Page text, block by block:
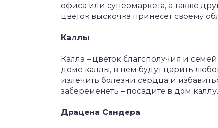
офиса или супермаркета, а также
цветок выскочка принесет своему
Каллы
Калла – цветок благополучия и
доме каллы, в нем будут царить
излечить болезни сердца и
забеременеть – посадите в дом каллу.
Драцена Сандера